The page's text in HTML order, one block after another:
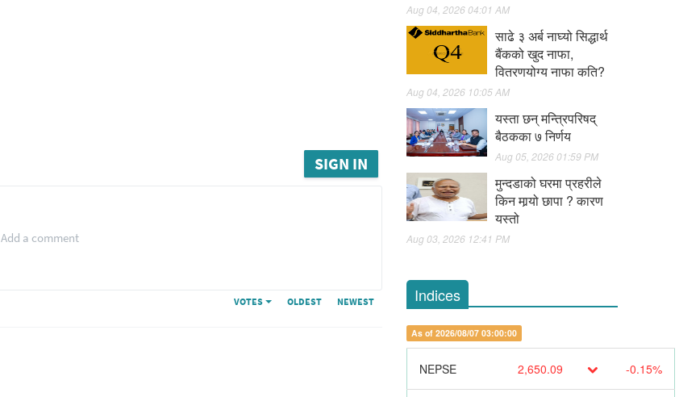
SIGN IN
Add a comment
VOTES OLDEST NEWEST
Aug 04, 2026 04:01 AM
साढे ३ अर्ब नाघ्यो सिद्धार्थ
बैंकको खुद नाफा,
वितरणयोग्य नाफा कति?
Aug 04, 2026 10:05 AM
यस्ता छन् मन्त्रिपरिषद्
बैठकका ७ निर्णय
Aug 05, 2026 01:59 PM
मुन्दडाको घरमा प्रहरीले
किन मार्‍यो छापा ? कारण
यस्तो
Aug 03, 2026 12:41 PM
Indices
As of 2026/08/07 03:00:00
NEPSE 2,650.09 -0.15%